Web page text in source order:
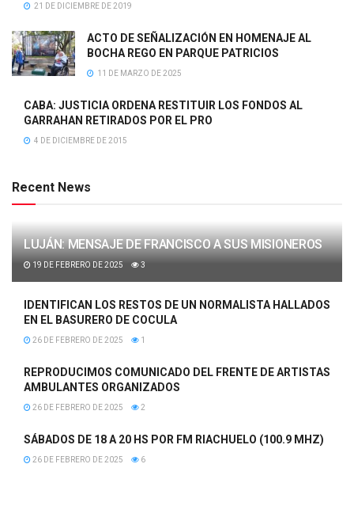
21 DE DICIEMBRE DE 2019
ACTO DE SEÑALIZACIÓN EN HOMENAJE AL
BOCHA REGO EN PARQUE PATRICIOS
11 DE MARZO DE 2025
CABA: JUSTICIA ORDENA RESTITUIR LOS FONDOS AL
GARRAHAN RETIRADOS POR EL PRO
4 DE DICIEMBRE DE 2015
Recent News
LUJÁN: MENSAJE DE FRANCISCO A SUS MISIONEROS
19 DE FEBRERO DE 2025 3
IDENTIFICAN LOS RESTOS DE UN NORMALISTA HALLADOS
EN EL BASURERO DE COCULA
26 DE FEBRERO DE 2025 1
REPRODUCIMOS COMUNICADO DEL FRENTE DE ARTISTAS
AMBULANTES ORGANIZADOS
26 DE FEBRERO DE 2025 2
SÁBADOS DE 18 A 20 HS POR FM RIACHUELO (100.9 MHZ)
26 DE FEBRERO DE 2025 6